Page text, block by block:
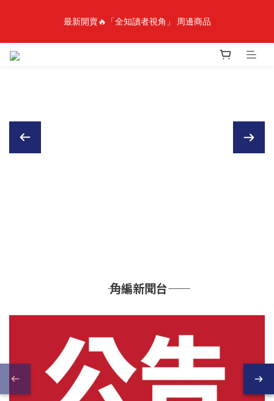
最新開賣🔥「全知讀者視角」 周邊商品
最新開賣🔥「全知讀者視角」 周邊商品
🎉線上漫博全館7折起💛滿1000送1000購物金💛滿3000現折300🎉
―― 角編新聞台――